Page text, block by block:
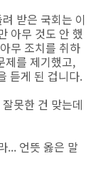
받은 국회는 이
아무 것도 안 했
무 조치를 취하
제를 제기했고,
듣게 된 겁니다.
못한 건 맞는데
... 언뜻 옳은 말